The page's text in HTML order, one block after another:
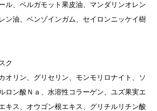
ル、ベルガモット果皮油、マンダリンオレン
ン油、ベンゾインガム、セイロンニッケイ樹
ク
オリン、グリセリン、モンモリロナイト、ソ
ロン酸Ｎａ、水溶性コラーゲン、ユズ果実エ
キス、オウゴン根エキス、グリチルリチン酸